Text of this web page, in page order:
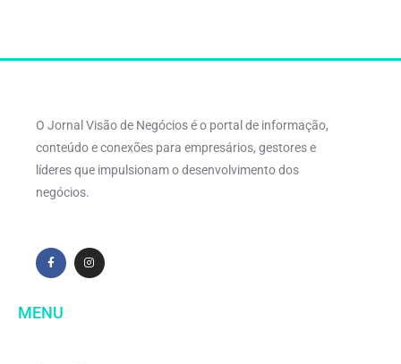
O Jornal Visão de Negócios é o portal de informação,
conteúdo e conexões para empresários, gestores e
líderes que impulsionam o desenvolvimento dos
negócios.
MENU